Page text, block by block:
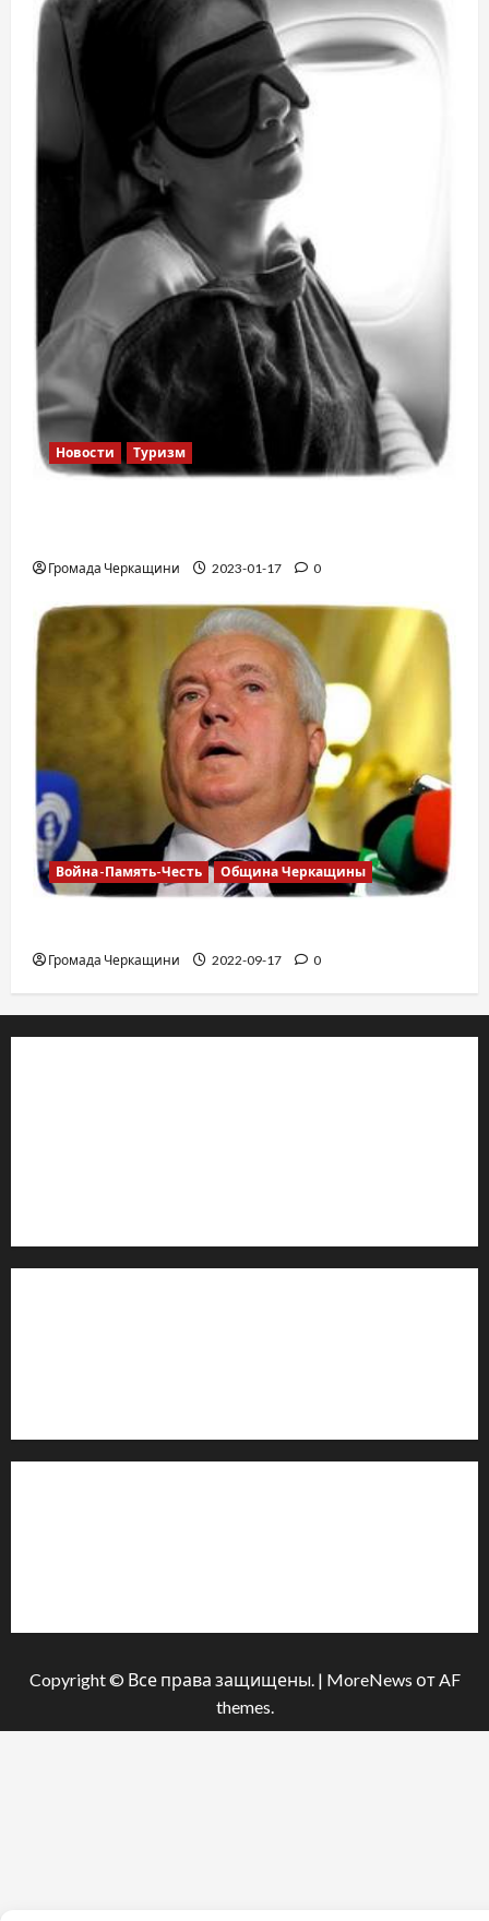
Новости Туризм
Громада Черкащини 2023-01-17 0
Война-Память-Честь Община Черкащины
Громада Черкащини 2022-09-17 0
Copyright © Все права защищены. | MoreNews от AF
themes.